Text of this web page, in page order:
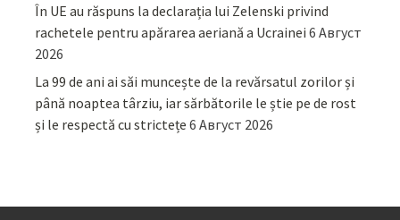
În UE au răspuns la declarația lui Zelenski privind
rachetele pentru apărarea aeriană a Ucrainei 6 Август
2026
La 99 de ani ai săi muncește de la revărsatul zorilor și
până noaptea târziu, iar sărbătorile le știe pe de rost
și le respectă cu strictețe 6 Август 2026